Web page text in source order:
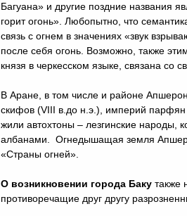
Багуана» и другие поздние названия
горит огонь». Любопытно, что
связь с огнем в значениях «звук
после себя огонь. Возможно, также
князя в черкесском языке, связана со
В Аране, в том числе и районе
скифов (VIII в.до н.э.), империй парфян
жили автохтоны – лезгинские народы,
албанами. Огнедышащая земля
«Страны огней».
О возникновении города Баку также
противоречащие друг другу